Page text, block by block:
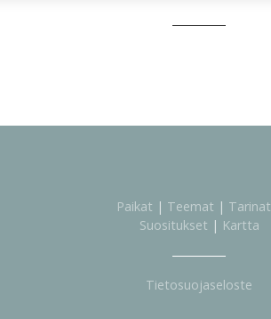
Paikat | Teemat | Tarinat
Suositukset | Kartta
Tietosuojaseloste